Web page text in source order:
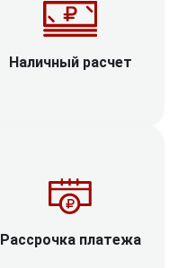
Наличный расчет
Рассрочка платежа